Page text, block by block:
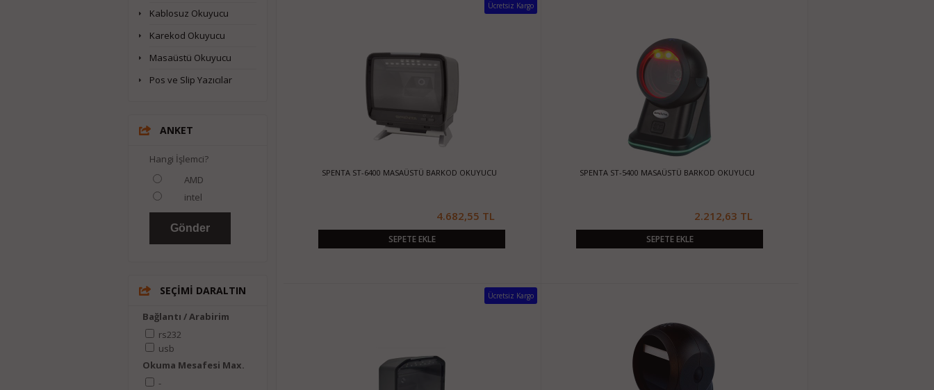
Kablosuz Okuyucu
Karekod Okuyucu
Masaüstü Okuyucu
Pos ve Slip Yazıcılar
ANKET
Hangi İşlemci?
AMD
intel
SEÇİMİ DARALTIN
Bağlantı / Arabirim
rs232
usb
Okuma Mesafesi Max.
-
Ücretsiz Kargo
SPENTA ST-6400 MASAÜSTÜ BARKOD OKUYUCU
4.682,55 TL
SEPETE EKLE
SPENTA ST-5400 MASAÜSTÜ BARKOD OKUYUCU
2.212,63 TL
SEPETE EKLE
Ücretsiz Kargo